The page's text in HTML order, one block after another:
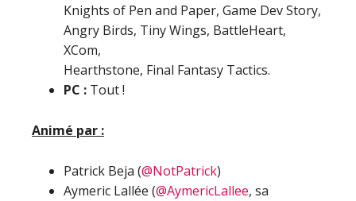
Knights of Pen and Paper, Game Dev Story,
Angry Birds, Tiny Wings, BattleHeart,
XCom,
Hearthstone, Final Fantasy Tactics.
PC : Tout !
Animé par :
Patrick Beja (@NotPatrick)
Aymeric Lallée (@AymericLallee, sa